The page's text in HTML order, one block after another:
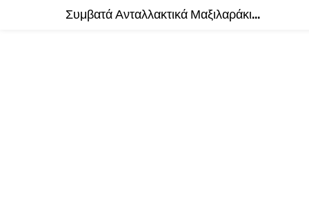
Συμβατά Ανταλλακτικά Μαξιλαράκια για Sennheiser MOMENTUM 4 Over-Ear ,Μαύρα( ζεύγος)